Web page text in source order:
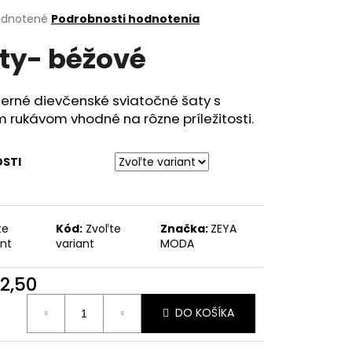
Podrobnosti hodnotenia
béžové
dievčenské sviatočné šaty s
rukávom vhodné na rôzne príležitosti.
Kód: Zvoľte
variant
Značka: ZEYA
MODA
DO KOŠÍKA